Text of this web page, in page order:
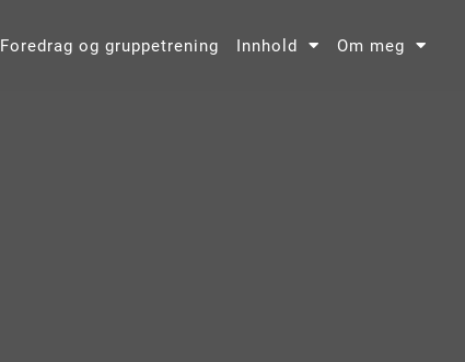
Foredrag og gruppetrening Innhold Om meg